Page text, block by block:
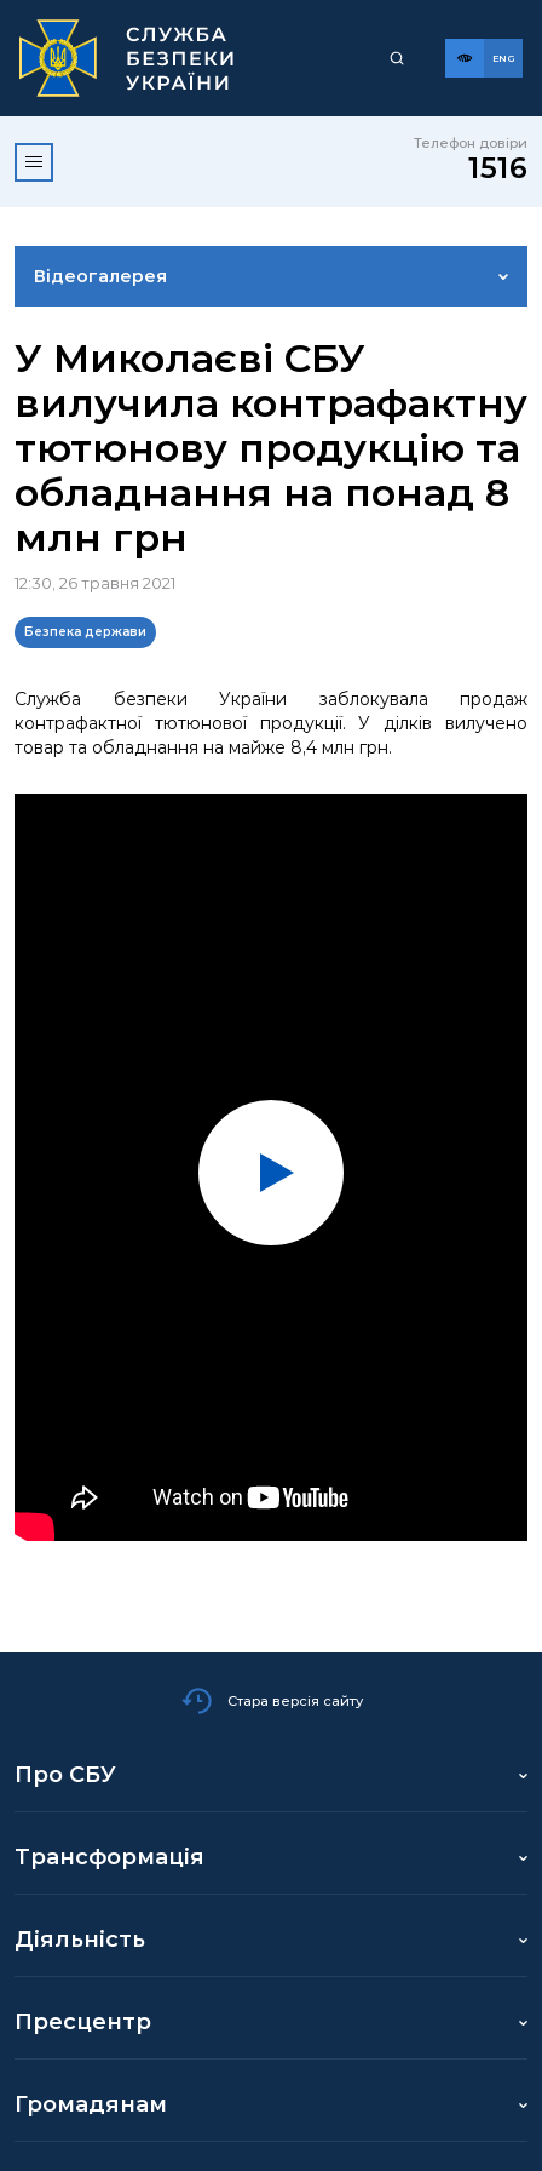
ENG
Телефон довіри
1516
Відеогалерея
ФОТОГАЛЕРЕЯ
КОНТАКТИ ПРЕСЦЕНТРУ
У Миколаєві СБУ
вилучила контрафактну
тютюнову продукцію та
обладнання на понад 8
млн грн
12:30, 26 травня 2021
Безпека держави
Служба безпеки України заблокувала продаж
контрафактної тютюнової продукції. У ділків вилучено
товар та обладнання на майже 8,4 млн грн.
Стара версія сайту
Про СБУ
Трансформація
Діяльність
Пресцентр
Громадянам